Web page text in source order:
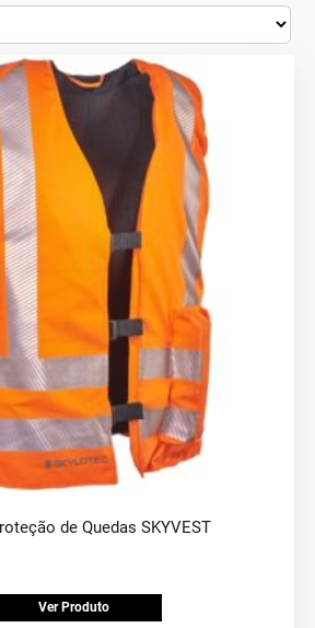
de Quedas SKYVEST
Ver Produto